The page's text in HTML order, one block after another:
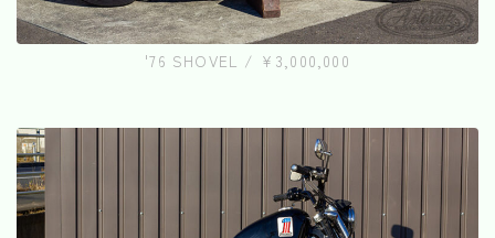
'76 SHOVEL / ¥3,000,000